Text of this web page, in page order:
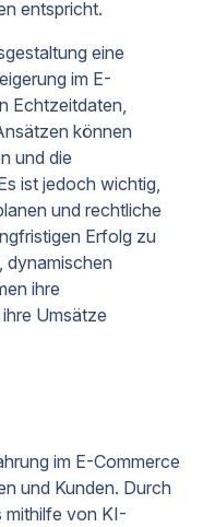
entspricht.
eine
im E-
Echtzeitdaten,
können
und die
ist jedoch wichtig,
und rechtliche
Erfolg zu
dynamischen
ihre
Umsätze
im E-Commerce
und Kunden. Durch
mithilfe von KI-